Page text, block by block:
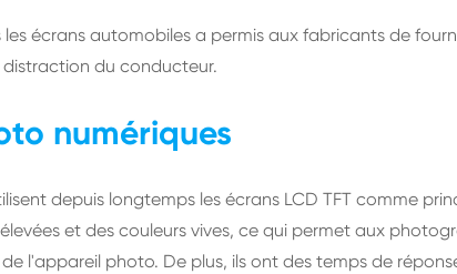
les écrans automobiles a permis aux fabricants de
du conducteur.
numériques
depuis longtemps les écrans LCD TFT comme
et des couleurs vives, ce qui permet aux
l'appareil photo. De plus, ils ont des temps de